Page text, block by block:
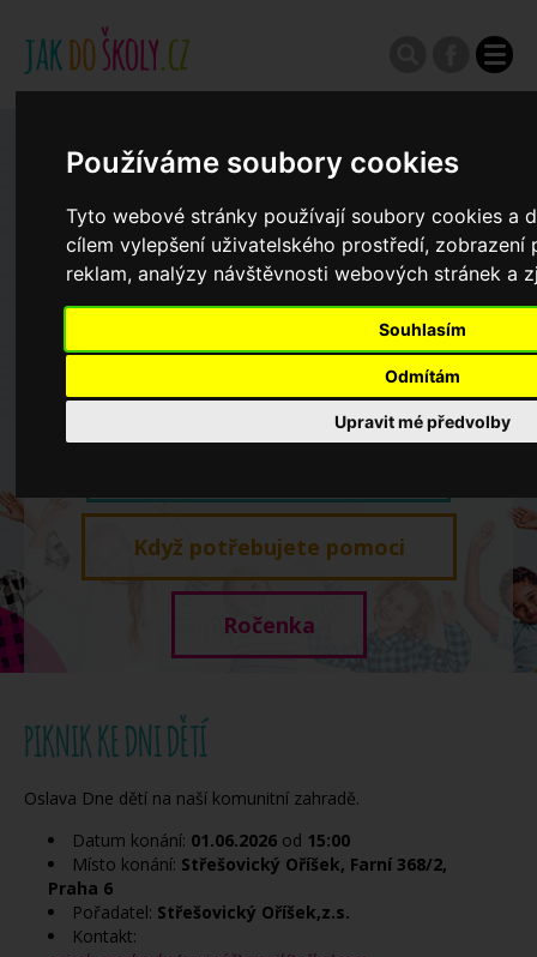
Používáme soubory cookies
Tyto webové stránky používají soubory cookies a
cílem vylepšení uživatelského prostředí, zobrazení
reklam, analýzy návštěvnosti webových stránek a
Souhlasím
Odmítám
Upravit mé předvolby
Zápisy do ZŠ 2026/27
Výroční zprávy
Spádové oblasti ZŠ
Koncepce školství
Když potřebujete pomoci
Ročenka
PIKNIK KE DNI DĚTÍ
Oslava Dne dětí na naší komunitní zahradě.
Datum konání: 01.06.2026 od 15:00
Místo konání: Střešovický Oříšek, Farní 368/2,
Praha 6
Pořadatel: Střešovický Oříšek,z.s.
Kontakt: